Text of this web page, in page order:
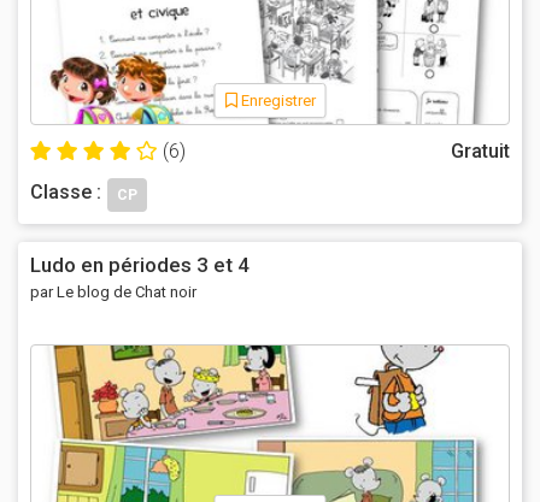
Enregistrer
(6)
Gratuit
Classe :
CP
Ludo en périodes 3 et 4
par Le blog de Chat noir